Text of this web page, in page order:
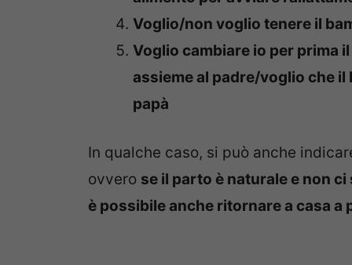
Voglio/non voglio tenere il
Voglio cambiare io per prima
assieme al padre/voglio che
papà
In qualche caso, si può anche
ovvero se il parto è naturale e non
è possibile anche ritornare a casa a